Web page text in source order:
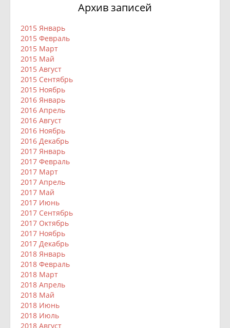
Архив записей
2015 Январь
2015 Февраль
2015 Март
2015 Май
2015 Август
2015 Сентябрь
2015 Ноябрь
2016 Январь
2016 Апрель
2016 Август
2016 Ноябрь
2016 Декабрь
2017 Январь
2017 Февраль
2017 Март
2017 Апрель
2017 Май
2017 Июнь
2017 Сентябрь
2017 Октябрь
2017 Ноябрь
2017 Декабрь
2018 Январь
2018 Февраль
2018 Март
2018 Апрель
2018 Май
2018 Июнь
2018 Июль
2018 Август